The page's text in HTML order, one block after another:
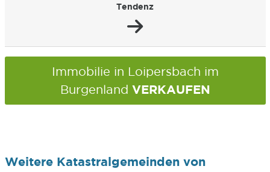
Tendenz
Immobilie in Loipersbach im
Burgenland VERKAUFEN
Weitere Katastralgemeinden von